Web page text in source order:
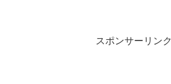
スポンサーリンク